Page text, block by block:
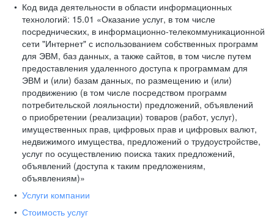
Код вида деятельности в области информационных
технологий: 15.01 «Оказание услуг, в том числе
посреднических, в информационно-телекоммуникационной
сети "Интернет" с использованием собственных программ
для ЭВМ, баз данных, а также сайтов, в том числе путем
предоставления удаленного доступа к программам для
ЭВМ и (или) базам данных, по размещению и (или)
продвижению (в том числе посредством программ
потребительской лояльности) предложений, объявлений
о приобретении (реализации) товаров (работ, услуг),
имущественных прав, цифровых прав и цифровых валют,
недвижимого имущества, предложений о трудоустройстве,
услуг по осуществлению поиска таких предложений,
объявлений (доступа к таким предложениям,
объявлениям)»
Услуги компании
Стоимость услуг